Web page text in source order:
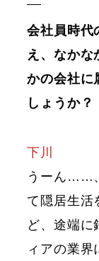
会社員時代
え、なかな
かの会社に
しょうか？
下川
うーん……
て隠居生活
ど、途端に
ィアの業界